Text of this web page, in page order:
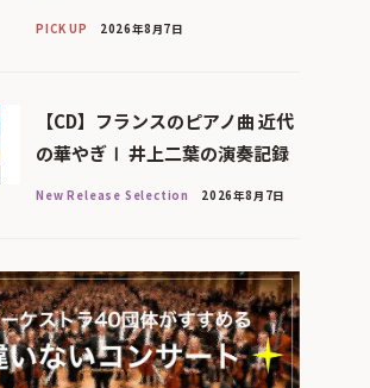
PICK UP 2026年8月7日
【CD】フランスのピアノ曲 近代
の華やぎⅠ 井上二葉の演奏記録
New Release Selection 2026年8月7日